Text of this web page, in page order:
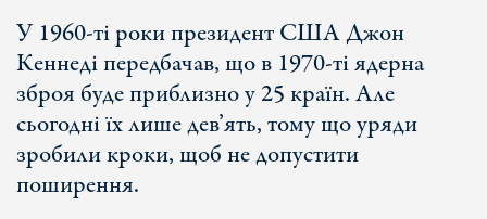
У 1960-ті роки президент США Джон
Кеннеді передбачав, що в 1970-ті ядерна
зброя буде приблизно у 25 країн. Але
сьогодні їх лише дев’ять, тому що уряди
зробили кроки, щоб не допустити
поширення.